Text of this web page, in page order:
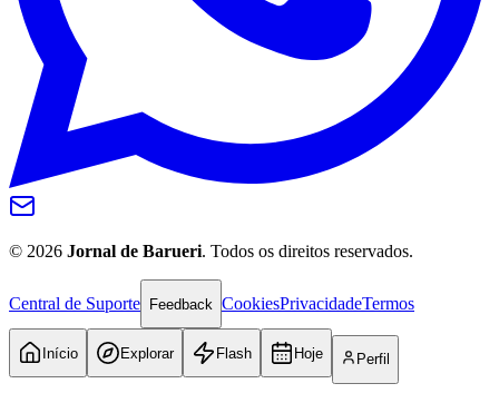
© 2026 Jornal de Barueri. Todos os direitos reservados.
Central de Suporte Feedback CookiesPrivacidadeTermos
Início Explorar Flash Hoje Perfil